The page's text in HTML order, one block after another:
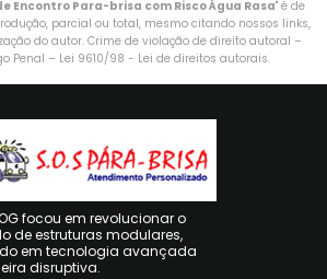
Encontro Para-brisa com Risco Água Rasa" é de
parcial ou total, mesmo citando nossos links,
do autor. Crime de violação de direito autoral –
Penal – Lei 9610/98 - Lei de direitos autorais.
focou em revolucionar o
de estruturas modulares,
em tecnologia avançada
disruptiva.